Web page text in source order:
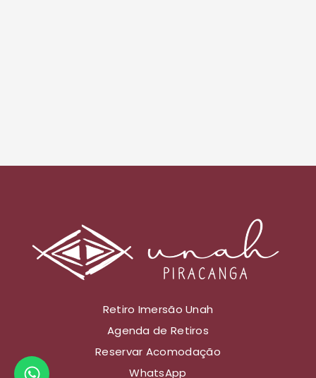
Retiro Imersão Unah
Agenda de Retiros
Reservar Acomodação
WhatsApp